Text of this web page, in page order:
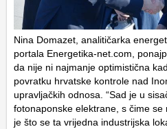
Nina Domazet, analitičarka
portala Energetika-net.com,
da nije ni najmanje optimistična
povratku hrvatske kontrole nad
upravljačkih odnosa. “Sad je u
fotonaponske elektrane, s čime
je što se ta vrijedna industrijska